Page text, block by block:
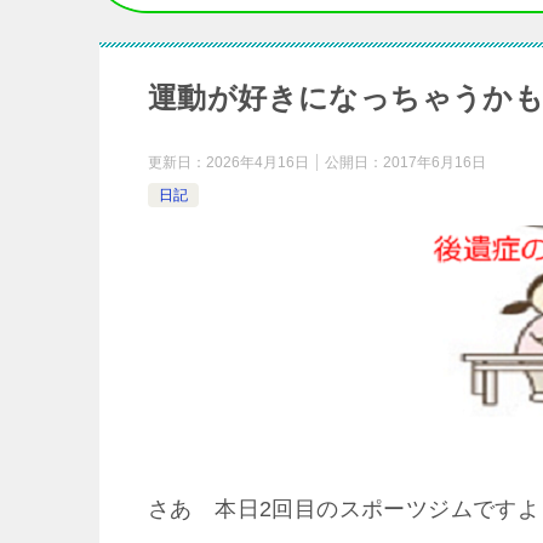
運動が好きになっちゃうか
更新日： 2026年4月16日 公開日： 2017年6月16日
日記
さあ 本日2回目のスポーツジムです